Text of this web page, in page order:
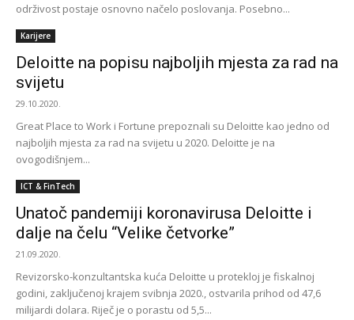
održivost postaje osnovno načelo poslovanja. Posebno...
Karijere
Deloitte na popisu najboljih mjesta za rad na
svijetu
29.10.2020.
Great Place to Work i Fortune prepoznali su Deloitte kao jedno od
najboljih mjesta za rad na svijetu u 2020. Deloitte je na
ovogodišnjem...
ICT & FinTech
Unatoč pandemiji koronavirusa Deloitte i
dalje na čelu “Velike četvorke”
21.09.2020.
Revizorsko-konzultantska kuća Deloitte u protekloj je fiskalnoj
godini, zaključenoj krajem svibnja 2020., ostvarila prihod od 47,6
milijardi dolara. Riječ je o porastu od 5,5...